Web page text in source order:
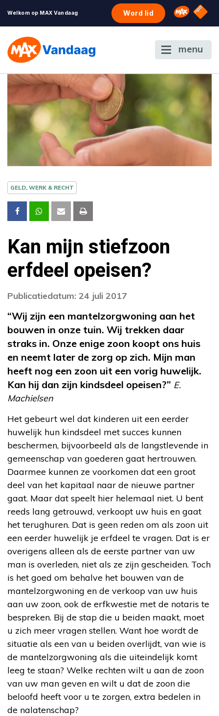
Welkom op MAX Vandaag Word lid Omroep
NPO
menu
GELD, WERK & RECHT
Kan mijn stiefzoon
erfdeel opeisen?
Publicatiedatum: 24 juli 2017
“Wij zijn een mantelzorgwoning aan het
bouwen in onze tuin. Wij trekken daar
straks in. Onze enige zoon koopt ons huis
en neemt later de zorg op zich. Mijn man
heeft nog een zoon uit een vorig huwelijk.
Kan hij dan zijn kindsdeel opeisen?” E.
Machielsen
Het gebeurt wel dat kinderen uit een eerder
huwelijk hun kindsdeel met succes kunnen
beschermen, bijvoorbeeld als de langstlevende in
gemeenschap van goederen gaat hertrouwen.
Daarmee kunnen ze voorkomen dat een groot
deel van het kapitaal naar de nieuwe partner
gaat. Maar dat speelt hier helemaal niet. U bent
reeds lang getrouwd, verkoopt uw huis en gaat
het terughuren. Dat is geen reden om als zoon uit
een eerder huwelijk je erfdeel te vragen. Dat is er
overigens alleen als de eerste partner van uw
man is overleden, niet als ze zijn gescheiden. Toch
is het goed om behalve het bouwen van de
mantelzorgwoning en de verkoop van uw huis
aan uw zoon, ook de erfkwestie met de notaris te
bespreken. Bij de stap die u beiden maakt, moet
u zich meer vragen stellen. Want hoe wordt de
situatie als een van u beiden overlijdt, van wie is
de mantelzorgwoning als die uiteindelijk komt
leeg te staan? Welke rechten wilt u aan de zoon
van uw man geven en wilt u dat de zoon die
beloofd heeft voor u te zorgen, extra bedelen in
de nalatenschap?